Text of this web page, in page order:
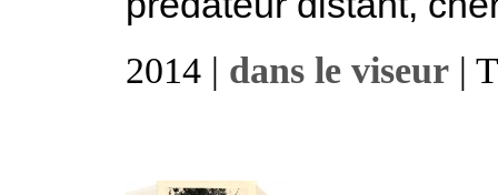
2014 | dans le viseur |